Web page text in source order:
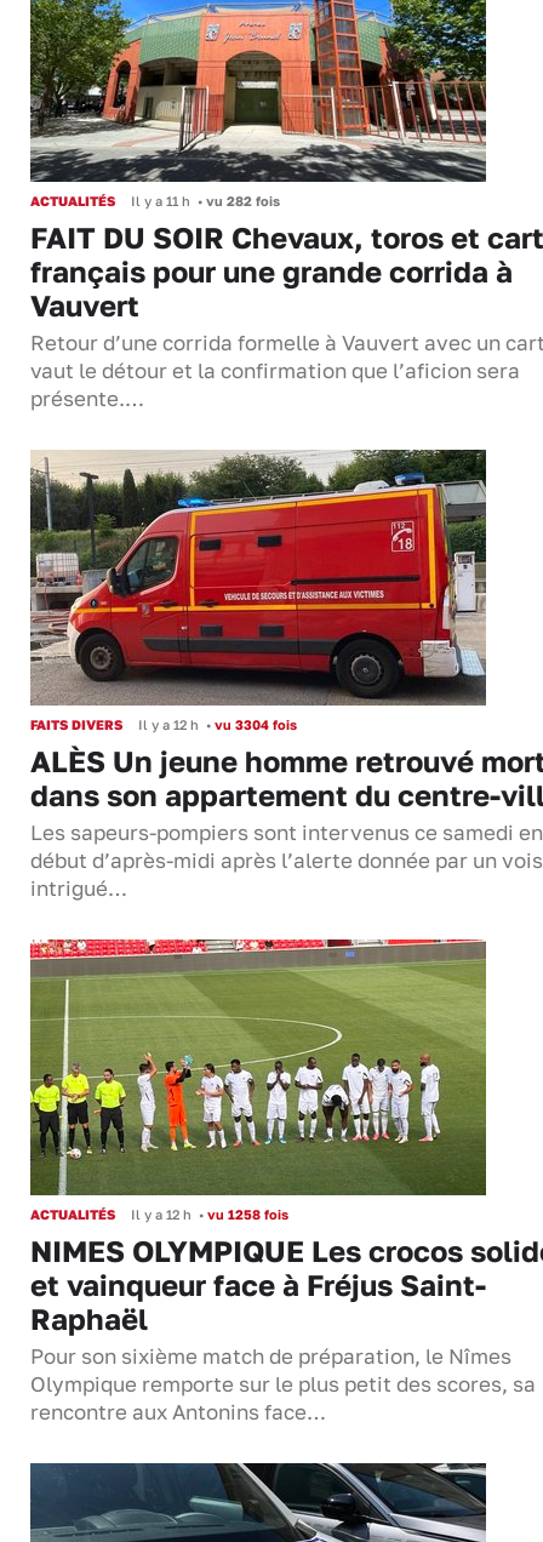
ACTUALITÉS Il y a 11 h • vu 282 fois
FAIT DU SOIR Chevaux, toros et
français pour une grande corrida à
Vauvert
Retour d’une corrida formelle à Vauvert avec un
vaut le détour et la confirmation que l’aficion sera
présente.…
FAITS DIVERS Il y a 12 h • vu 3304 fois
ALÈS Un jeune homme retrouvé
dans son appartement du centre-
Les sapeurs-pompiers sont intervenus ce samedi en
début d’après-midi après l’alerte donnée par un
intrigué…
ACTUALITÉS Il y a 12 h • vu 1258 fois
NIMES OLYMPIQUE Les crocos
et vainqueur face à Fréjus Saint-
Raphaël
Pour son sixième match de préparation, le Nîmes
Olympique remporte sur le plus petit des scores, sa
rencontre aux Antonins face…